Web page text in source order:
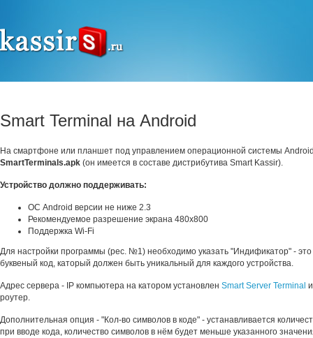
Smart Terminal на Android
На смартфоне или планшет под управлением операционной системы
SmartTerminals.apk (он имеется в составе дистрибутива Smart Kassir).
Устройство должно поддерживать:
ОС Android версии не ниже 2.3
Рекомендуемое разрешение экрана 480x800
Поддержка Wi-Fi
Для настройки программы (рес. №1) необходимо указать "Индификатор" - это
буквеный код, каторый должен быть уникальный для каждого устройства.
Адрес сервера - IP компьютера на катором установлен Smart Server Terminal
роутер.
Дополнительная опция - "Кол-во символов в коде" - устанавливается
при вводе кода, количество символов в нём будет меньше указанного